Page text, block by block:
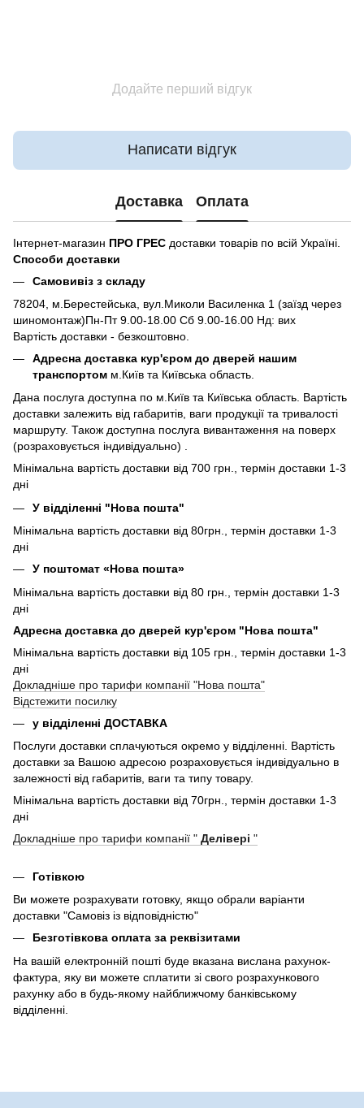
Додайте перший відгук
Написати відгук
Доставка Оплата
Інтернет-магазин ПРО ГРЕС доставки товарів по всій Україні.
Способи доставки
Самовивіз з складу
78204, м.Берестейська, вул.Миколи Василенка 1 (заїзд через
шиномонтаж)Пн-Пт 9.00-18.00 Сб 9.00-16.00 Нд: вих
Вартість доставки - безкоштовно.
Адресна доставка кур'єром до дверей нашим
транспортом м.Київ та Київська область.
Дана послуга доступна по м.Київ та Київська область. Вартість
доставки залежить від габаритів, ваги продукції та тривалості
маршруту. Також доступна послуга вивантаження на поверх
(розраховується індивідуально) .
Мінімальна вартість доставки від 700 грн., термін доставки 1-3
дні
У відділенні "Нова пошта"
Мінімальна вартість доставки від 80грн., термін доставки 1-3
дні
У поштомат «Нова пошта»
Мінімальна вартість доставки від 80 грн., термін доставки 1-3
дні
Адресна доставка до дверей кур'єром "Нова пошта"
Мінімальна вартість доставки від 105 грн., термін доставки 1-3
дні
Докладніше про тарифи компанії "Нова пошта"
Відстежити посилку
у відділенні ДОСТАВКА
Послуги доставки сплачуються окремо у відділенні. Вартість
доставки за Вашою адресою розраховується індивідуально в
залежності від габаритів, ваги та типу товару.
Мінімальна вартість доставки від 70грн., термін доставки 1-3
дні
Докладніше про тарифи компанії " Делівері "
Готівкою
Ви можете розрахувати готовку, якщо обрали варіанти
доставки "Самовіз із відповідністю"
Безготівкова оплата за реквізитами
На вашій електронній пошті буде вказана вислана рахунок-
фактура, яку ви можете сплатити зі свого розрахункового
рахунку або в будь-якому найближчому банківському
відділенні.